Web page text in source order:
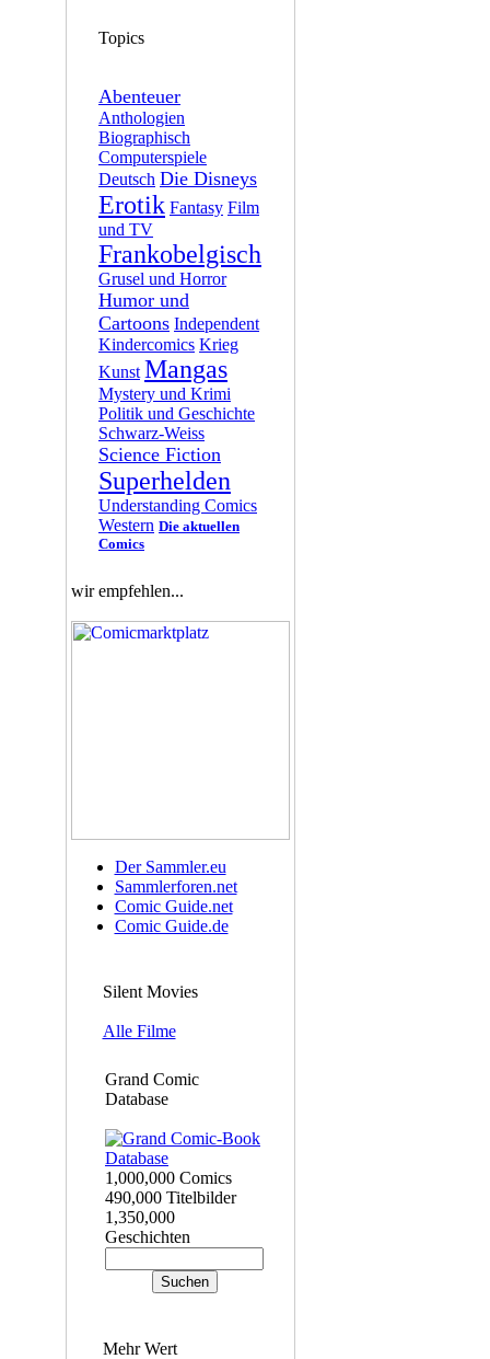
Topics
Abenteuer
Anthologien
Biographisch
Computerspiele
Deutsch Die Disneys
Erotik Fantasy Film
und TV
Frankobelgisch
Grusel und Horror
Humor und
Cartoons Independent
Kindercomics Krieg
Kunst Mangas
Mystery und Krimi
Politik und Geschichte
Schwarz-Weiss
Science Fiction
Superhelden
Understanding Comics
Western Die aktuellen
Comics
wir empfehlen...
Der Sammler.eu
Sammlerforen.net
Comic Guide.net
Comic Guide.de
Silent Movies
Alle Filme
Grand Comic
Database
1,000,000 Comics
490,000 Titelbilder
1,350,000
Geschichten
Mehr Wert